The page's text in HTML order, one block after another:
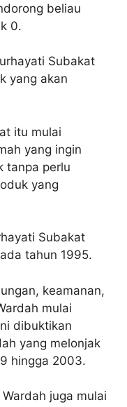
beliau
0.
Subakat
yang akan
itu mulai
yang ingin
tanpa perlu
yang
Subakat
tahun 1995.
keamanan,
mulai
dibuktikan
yang melonjak
hingga 2003.
juga mulai